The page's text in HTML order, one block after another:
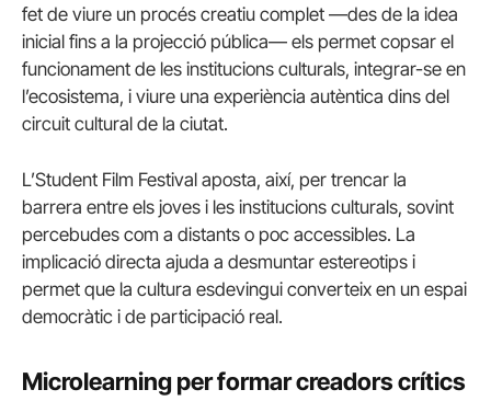
fet de viure un procés creatiu complet —des de la idea
inicial fins a la projecció pública— els permet copsar el
funcionament de les institucions culturals, integrar-se en
l’ecosistema, i viure una experiència autèntica dins del
circuit cultural de la ciutat.
L’Student Film Festival aposta, així, per trencar la
barrera entre els joves i les institucions culturals, sovint
percebudes com a distants o poc accessibles. La
implicació directa ajuda a desmuntar estereotips i
permet que la cultura esdevingui converteix en un espai
democràtic i de participació real.
Microlearning per formar creadors crítics